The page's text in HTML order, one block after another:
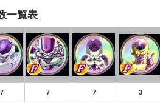
一覧表
7 7 7 3